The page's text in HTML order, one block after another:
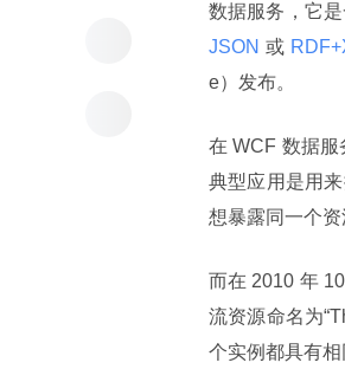
数据服务，它
JSON 或
e）发布。
在 WCF 数据
典型应用是用
想暴露同一个
而在 2010 年
流资源命名为
个实例都具有相